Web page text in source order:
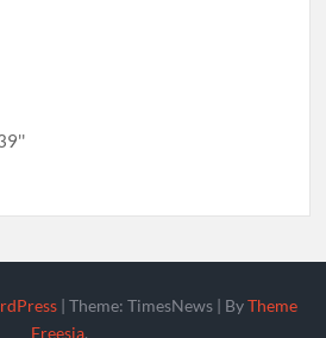
|Theme: TimesNews | ByTheme
Freesia.